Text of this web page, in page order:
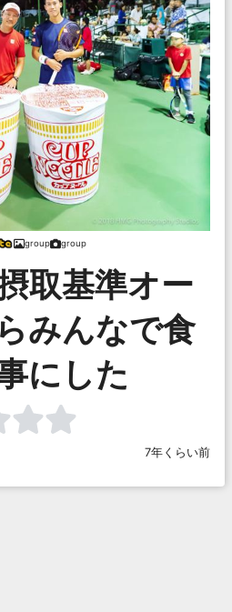
group group
取基準オー
みんなで食
にした
7年くらい前